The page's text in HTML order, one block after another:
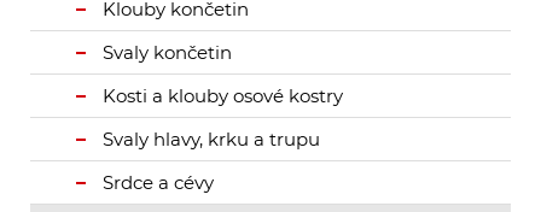
Klouby končetin
Svaly končetin
Kosti a klouby osové kostry
Svaly hlavy, krku a trupu
Srdce a cévy